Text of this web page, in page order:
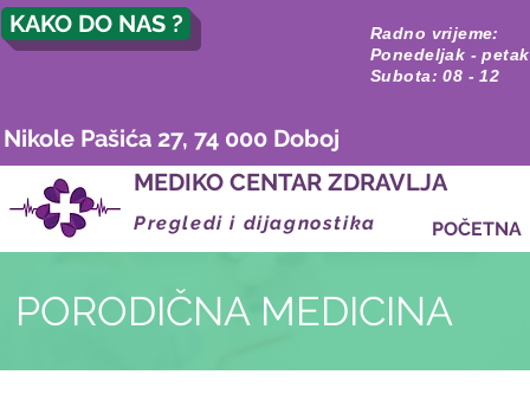
KAKO DO NAS ?
Radno vrijeme:
Ponedeljak -
Subota: 08 - 12
Nikole Pašića 27, 74 000 Doboj
MEDIKO CENTAR ZDRAVLJA
Pregledi i dijagnostika POČETNA
PORODIČNA MEDICINA